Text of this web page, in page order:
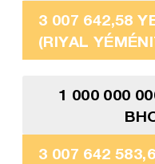
3 007 642,58
(RIYAL
1 000 000
3 007 642